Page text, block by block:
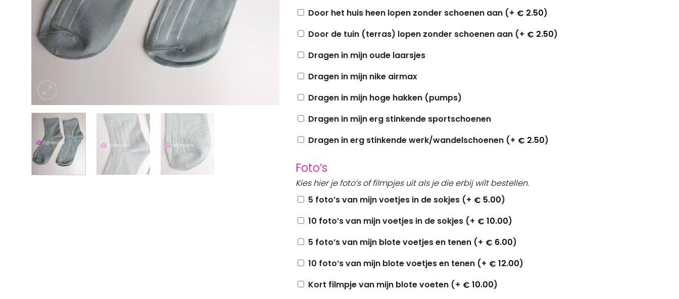
Door het huis heen lopen zonder schoenen aan (+ € 2.50)
Door de tuin (terras) lopen zonder schoenen aan (+ € 2.50)
Dragen in mijn oude laarsjes
Dragen in mijn nike airmax
Dragen in mijn hoge hakken (pumps)
Dragen in mijn erg stinkende sportschoenen
Dragen in erg stinkende werk/wandelschoenen (+ € 2.50)
Foto’s
Kies hier je foto’s of filmpjes uit als je die erbij wilt bestellen.
5 foto’s van mijn voetjes in de sokjes (+ € 5.00)
10 foto’s van mijn voetjes in de sokjes (+ € 10.00)
5 foto’s van mijn blote voetjes en tenen (+ € 6.00)
10 foto’s van mijn blote voetjes en tenen (+ € 12.00)
Kort filmpje van mijn blote voeten (+ € 10.00)